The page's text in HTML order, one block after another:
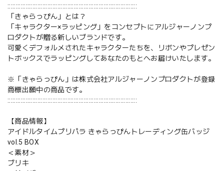
::::::::::::::::::::::::::::::::::::::::::::::::::::::::::::::::::::::::::::::
「きゃらっぴん」とは？
「キャラクター×ラッピング」をコンセプトにアルジャーノンプ
ロダクトが贈る新しいブランドです。
可愛くデフォルメされたキャラクターたちを、リボンやプレゼン
トボックスでラッピングしてあなたのもとへお届けいたします。
※「きゃらっぴん」は株式会社アルジャーノンプロダクトが登録
商標出願中の商品です。
::::::::::::::::::::::::::::::::::::::::::::::::::::::::::::::::::::::::::::::
【商品情報】
アイドルタイムプリパラ きゃらっぴんトレーディング缶バッジ
vol.5 BOX
＜素材＞
ブリキ